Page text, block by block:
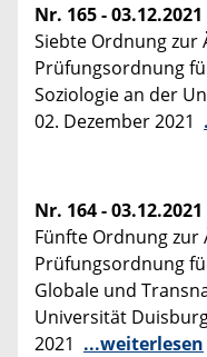
Nr. 165 - 03.12.2021
Siebte Ordnung zur
Prüfungsordnung
Soziologie an der
02. Dezember 2021
Nr. 164 - 03.12.2021
Fünfte Ordnung
Prüfungsordnung
Globale und
Universität
2021 ...weiterlesen